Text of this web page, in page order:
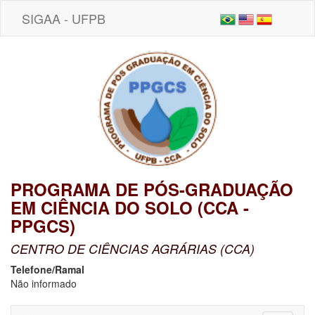
SIGAA - UFPB
PROGRAMA DE PÓS-GRADUAÇÃO
EM CIÊNCIA DO SOLO (CCA -
PPGCS)
CENTRO DE CIÊNCIAS AGRÁRIAS (CCA)
Telefone/Ramal
Não informado